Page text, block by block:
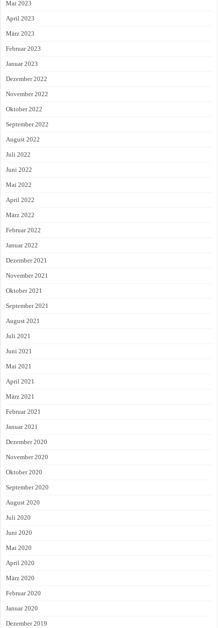
Mai 2023
April 2023
März 2023
Februar 2023
Januar 2023
Dezember 2022
November 2022
Oktober 2022
September 2022
August 2022
Juli 2022
Juni 2022
Mai 2022
April 2022
März 2022
Februar 2022
Januar 2022
Dezember 2021
November 2021
Oktober 2021
September 2021
August 2021
Juli 2021
Juni 2021
Mai 2021
April 2021
März 2021
Februar 2021
Januar 2021
Dezember 2020
November 2020
Oktober 2020
September 2020
August 2020
Juli 2020
Juni 2020
Mai 2020
April 2020
März 2020
Februar 2020
Januar 2020
Dezember 2019